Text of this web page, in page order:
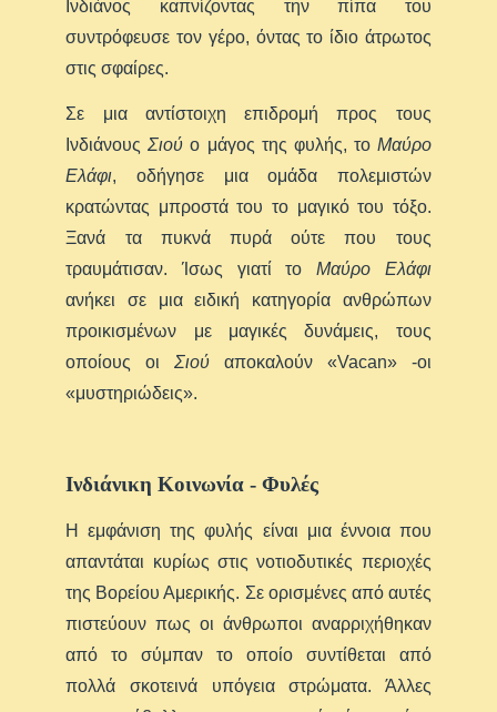
Ινδιάνος καπνίζοντας την πίπα του
συντρόφευσε τον γέρο, όντας το ίδιο άτρωτος
στις σφαίρες.
Σε μια αντίστοιχη επιδρομή προς τους
ΙνδιάνουςΣιού ο μάγος της φυλής, το Μαύρο
Ελάφι, οδήγησε μια ομάδα πολεμιστών
κρατώντας μπροστά του το μαγικό του τόξο.
Ξανά τα πυκνά πυρά ούτε που τους
τραυμάτισαν. Ίσως γιατί το Μαύρο Ελάφι
ανήκει σε μια ειδική κατηγορία ανθρώπων
προικισμένων με μαγικές δυνάμεις, τους
οποίους οιΣιού αποκαλούν «Vacan» -οι
«μυστηριώδεις».
Ινδιάνικη Κοινωνία - Φυλές
Η εμφάνιση της φυλής είναι μια έννοια που
απαντάται κυρίως στις νοτιοδυτικές περιοχές
της Βορείου Αμερικής. Σε ορισμένες από αυτές
πιστεύουν πως οι άνθρωποι αναρριχήθηκαν
από το σύμπαν το οποίο συντίθεται από
πολλά σκοτεινά υπόγεια στρώματα. Άλλες